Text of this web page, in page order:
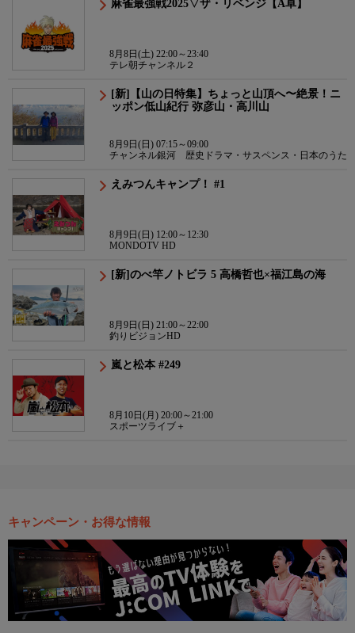
麻雀最強戦2025▽ザ・リベンジ【A卓】
8月8日(土) 22:00～23:40
テレ朝チャンネル２
[新]【山の日特集】ちょっと山頂へ〜絶景！ニ
ッポン低山紀行 弥彦山・高川山
8月9日(日) 07:15～09:00
チャンネル銀河 歴史ドラマ・サスペンス・日本のうた
えみつんキャンプ！ #1
8月9日(日) 12:00～12:30
MONDOTV HD
[新]のべ竿ノトビラ 5 高橋哲也×福江島の海
8月9日(日) 21:00～22:00
釣りビジョンHD
嵐と松本 #249
8月10日(月) 20:00～21:00
スポーツライブ＋
キャンペーン・お得な情報